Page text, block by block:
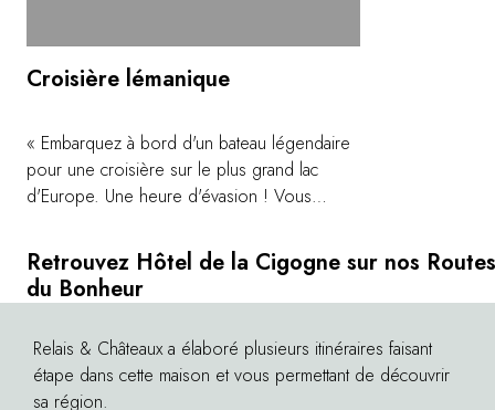
Retrouvez Hôtel de la Cigogne sur nos Routes
du Bonheur
Relais & Châteaux a élaboré plusieurs itinéraires faisant
étape dans cette maison et vous permettant de découvrir
sa région.
Croisière lémanique
« Embarquez à bord d'un bateau légendaire
pour une croisière sur le plus grand lac
d'Europe. Une heure d'évasion ! Vous
les beautés des rives genevoises. Profitez
d'une vue incomparable sur le massif du
mont Blanc, les monuments, les villas
les arbres centenaires font la fierté de la ville.
Hors saison, offrez-vous un tour de ville qui